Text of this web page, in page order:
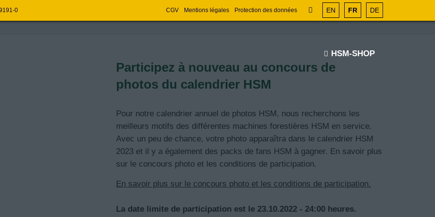
0 EN FR DE
CGV Mentions légales Protection des données
HSM-SHOP
MACHT. -
DES SOLS.
Participez à nouveau au concours de
photos du calendrier HSM
Pour notre calendrier annuel de photos HSM, nous recherchons les
meilleurs motifs des différentes machines forestières HSM en service.
Avec un peu de chance, votre photo apparaîtra dans le calendrier HSM
2023 et il y a également des packs de fans HSM à gagner. En savoir plus
sur le concours photo et les conditions de participation.
En savoir plus sur le concours photo et les conditions de participation.
La date limite de participation est le 23.10.2022 - 24:00 heures.